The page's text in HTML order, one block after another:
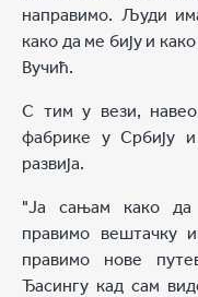
направимо. Људи
како да ме бију и
Вучић.
С тим у вези,
фабрике у Србију
развија.
"Ја сањам како да
правимо вештачку
правимо нове
Ђасингу кад сам